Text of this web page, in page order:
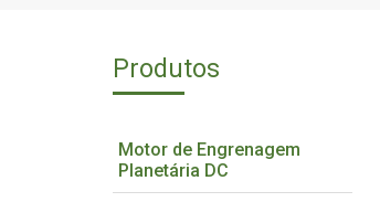
Produtos
Motor de Engrenagem
Planetária DC